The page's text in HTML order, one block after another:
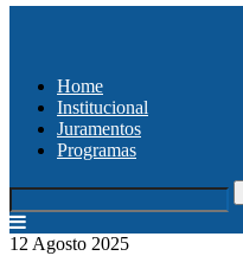
Home
Institucional
Juramentos
Programas
12 Agosto 2025